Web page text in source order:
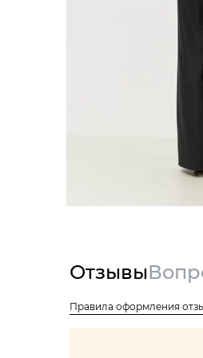
Отзывы
Правила оформления